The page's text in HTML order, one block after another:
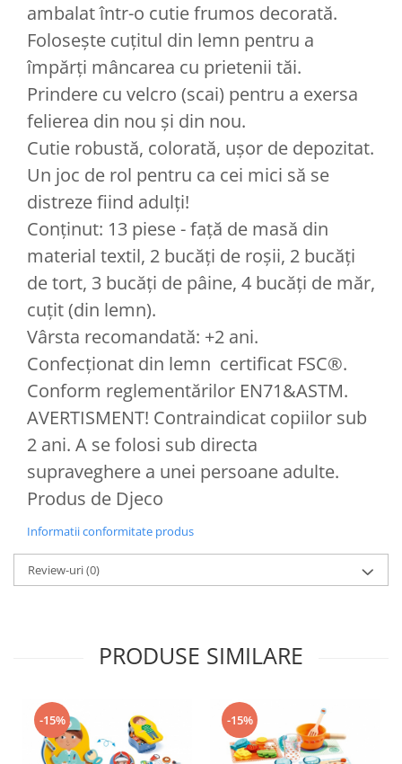
ambalat într-o cutie frumos decorată.
Folosește cuțitul din lemn pentru a
împărți mâncarea cu prietenii tăi.
Prindere cu velcro (scai) pentru a exersa
felierea din nou și din nou.
Cutie robustă, colorată, ușor de depozitat.
Un joc de rol pentru ca cei mici să se
distreze fiind adulți!
Conținut: 13 piese - față de masă din
material textil, 2 bucăți de roșii, 2 bucăți
de tort, 3 bucăți de pâine, 4 bucăți de măr,
cuțit (din lemn).
Vârsta recomandată: +2 ani.
Confecționat din lemn certificat FSC®.
Conform reglementărilor EN71&ASTM.
AVERTISMENT! Contraindicat copiilor sub
2 ani. A se folosi sub directa
supraveghere a unei persoane adulte.
Produs de Djeco
Informatii conformitate produs
Review-uri(0)
PRODUSE SIMILARE
-15% -15%